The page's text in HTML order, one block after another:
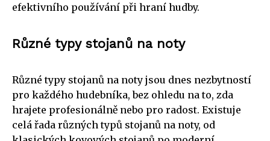
efektivního používání při hraní hudby.
Různé typy stojanů na noty
Různé typy stojanů na noty jsou dnes nezbytností
pro každého hudebníka, bez ohledu na to, zda
hrajete profesionálně nebo pro radost. Existuje
celá řada různých typů stojanů na noty, od